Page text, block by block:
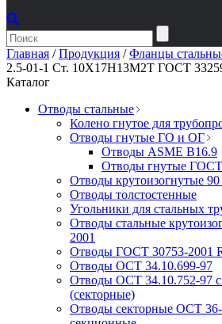
Главная /Продукция /Фланцы
2.5-01-1 Ст. 10Х17Н13М2Т ГОСТ
Каталог
Отводы стальные
Колено гнутое для
Отводы гнутые ГО и ОГ
Отводы ASME B16.9
Отводы гнутые ГОСТ
Отводы крутоизогнутые 90
Отводы толстостенные
Угольники для стальных
Отводы стальные
2001
Отводы ГОСТ 30753-2001
Отводы ОСТ 34.10.699-97
Отводы ОСТ 34.10.752-97
(секторные)
Отводы секторные ОСТ